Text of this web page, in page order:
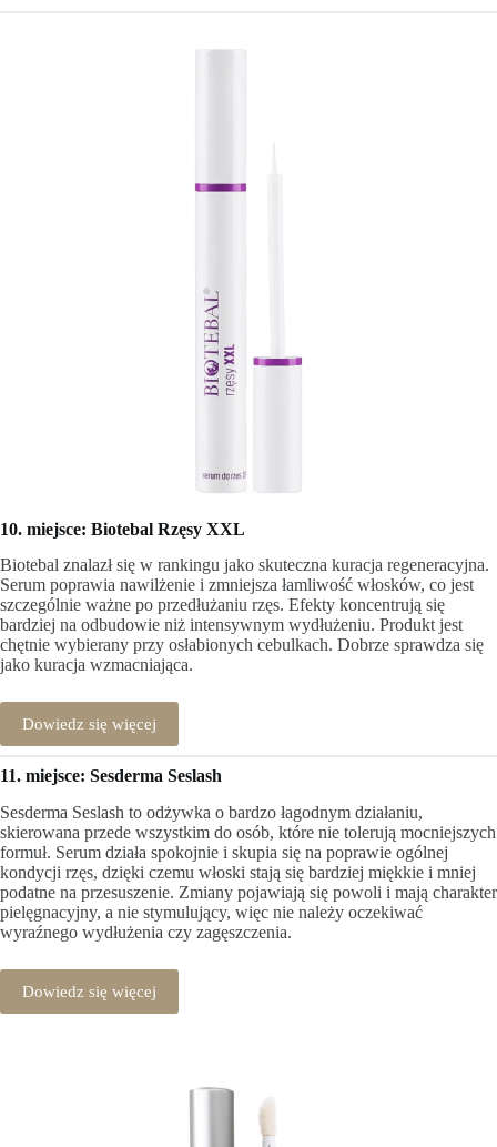
10. miejsce: Biotebal Rzęsy XXL
Biotebal znalazł się w rankingu jako skuteczna kuracja regeneracyjna.
Serum poprawia nawilżenie i zmniejsza łamliwość włosków, co jest
szczególnie ważne po przedłużaniu rzęs. Efekty koncentrują się
bardziej na odbudowie niż intensywnym wydłużeniu. Produkt jest
chętnie wybierany przy osłabionych cebulkach. Dobrze sprawdza się
jako kuracja wzmacniająca.
Dowiedz się więcej
11. miejsce: Sesderma Seslash
Sesderma Seslash to odżywka o bardzo łagodnym działaniu,
skierowana przede wszystkim do osób, które nie tolerują mocniejszych
formuł. Serum działa spokojnie i skupia się na poprawie ogólnej
kondycji rzęs, dzięki czemu włoski stają się bardziej miękkie i mniej
podatne na przesuszenie. Zmiany pojawiają się powoli i mają charakter
pielęgnacyjny, a nie stymulujący, więc nie należy oczekiwać
wyraźnego wydłużenia czy zagęszczenia.
Dowiedz się więcej